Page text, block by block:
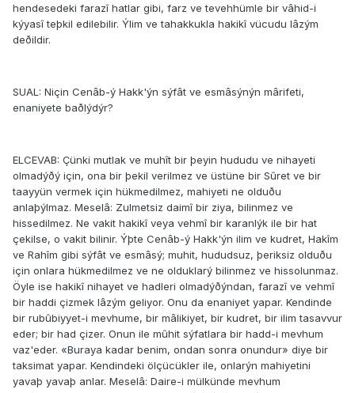
hendesedeki farazî hatlar gibi, farz ve tevehhümle bir vâhid-i
kýyasî teþkil edilebilir. Ýlim ve tahakkukla hakikî vücudu lâzým
deðildir.
SUAL: Niçin Cenâb-ý Hakk'ýn sýfât ve esmâsýnýn mârifeti,
enaniyete baðlýdýr?
ELCEVAB: Çünki mutlak ve muhît bir þeyin hududu ve nihayeti
olmadýðý için, ona bir þekil verilmez ve üstüne bir Sûret ve bir
taayyün vermek için hükmedilmez, mahiyeti ne olduðu
anlaþýlmaz. Meselâ: Zulmetsiz daimî bir ziya, bilinmez ve
hissedilmez. Ne vakit hakikî veya vehmî bir karanlýk ile bir hat
çekilse, o vakit bilinir. Ýþte Cenâb-ý Hakk'ýn ilim ve kudret, Hakîm
ve Rahîm gibi sýfât ve esmâsý; muhit, hududsuz, þeriksiz olduðu
için onlara hükmedilmez ve ne olduklarý bilinmez ve hissolunmaz.
Öyle ise hakikî nihayet ve hadleri olmadýðýndan, farazî ve vehmî
bir haddi çizmek lâzým geliyor. Onu da enaniyet yapar. Kendinde
bir rubûbiyyet-i mevhume, bir mâlikiyet, bir kudret, bir ilim tasavvur
eder; bir had çizer. Onun ile mûhit sýfatlara bir hadd-i mevhum
vaz'eder. «Buraya kadar benim, ondan sonra onundur» diye bir
taksimat yapar. Kendindeki ölçücükler ile, onlarýn mahiyetini
yavaþ yavaþ anlar. Meselâ: Daire-i mülkünde mevhum